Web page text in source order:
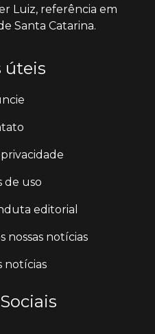
Luiz, referência em
Santa Catarina.
úteis
de uso
editorial
nossas notícias
notícias